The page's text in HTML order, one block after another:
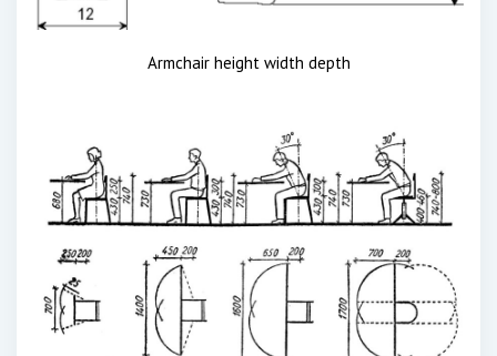
Armchair height width depth